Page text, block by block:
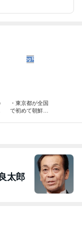
・東京都が全国
で初めて朝鮮学
太郎